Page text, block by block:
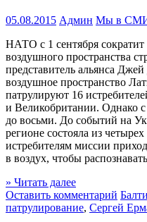
05.08.2015 Админ Мы в
НАТО с 1 сентября
воздушного пространства
представитель альянса
воздушное пространство
патрулируют 16
и Великобритании. Однако с
до восьми. До событий на
регионе состояла из
истребителям миссии
в воздух, чтобы распознавать
» Читать далее
Оставить комментарий
патрулирование, Сергей